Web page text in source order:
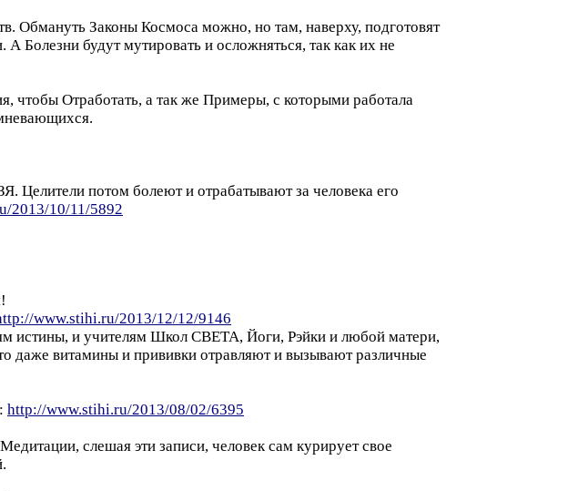
Обмануть Законы Космоса можно, но там, наверху, подготовят
будут мутировать и осложняться, так как их не
чтобы Отработать, а так же Примеры, с которыми работала
потом болеют и отрабатывают за человека его
2013/10/11/5892
www.stihi.ru/2013/12/12/9146
истины, и учителям Школ СВЕТА, Йоги, Рэйки и любой матери,
даже витамины и прививки отравляют и вызывают различные
http://www.stihi.ru/2013/08/02/6395
слешая эти записи, человек сам курирует свое